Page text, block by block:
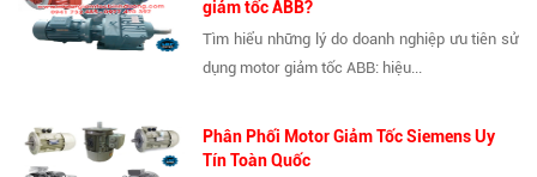
giảm tốc ABB?
Tìm hiểu những lý do doanh nghiệp ưu tiên sử
dụng motor giảm tốc ABB: hiệu...
Phân Phối Motor Giảm Tốc Siemens Uy
Tín Toàn Quốc